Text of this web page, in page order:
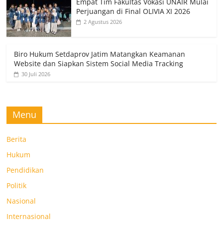
Perjuangan di Final OLIVIA XI 2026
2 Agustus 2026
Biro Hukum Setdaprov Jatim Matangkan Keamanan
Website dan Siapkan Sistem Social Media Tracking
30 Juli 2026
Menu
Berita
Hukum
Pendidikan
Politik
Nasional
Internasional